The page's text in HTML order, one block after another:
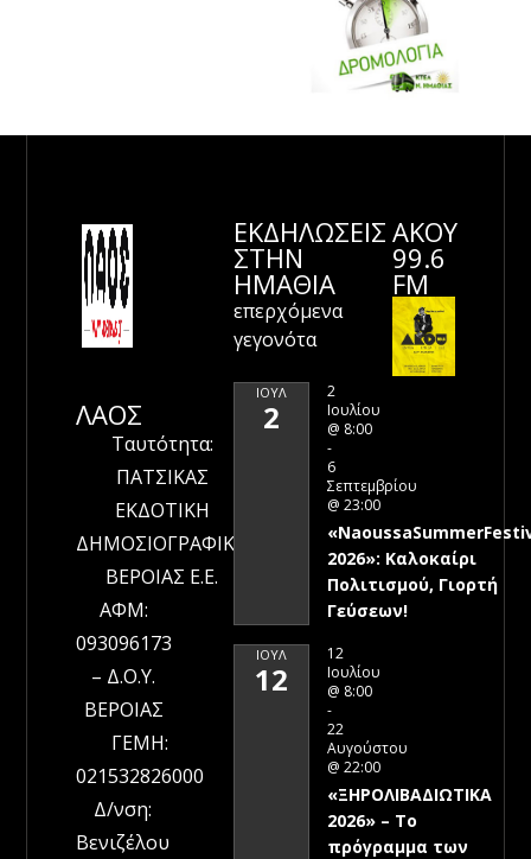
ΛΑΟΣ
Ταυτότητα:
ΠΑΤΣΙΚΑΣ
ΕΚΔΟΤΙΚΗ
ΔΗΜΟΣΙΟΓΡΑΦΙΚΗ
ΒΕΡΟΙΑΣ Ε.Ε.
ΑΦΜ:
093096173
– Δ.Ο.Υ.
ΒΕΡΟΙΑΣ
ΓΕΜΗ:
021532826000
Δ/νση:
Βενιζέλου
ΕΚΔΗΛΩΣΕΙΣ
ΣΤΗΝ
ΗΜΑΘΊΑ
επερχόμενα
γεγονότα
ΙΟΎΛ
2
2
Ιουλίου
@ 8:00
-
6
Σεπτεμβρίου
@ 23:00
2026»: Καλοκαίρι
Πολιτισμού, Γιορτή
Γεύσεων!
ΙΟΎΛ
12
12
Ιουλίου
@ 8:00
-
22
Αυγούστου
@ 22:00
«ΞΗΡΟΛΙΒΑΔΙΩΤΙΚΑ
2026» – To
πρόγραμμα των
ΑΚΟΥ
99.6
FM